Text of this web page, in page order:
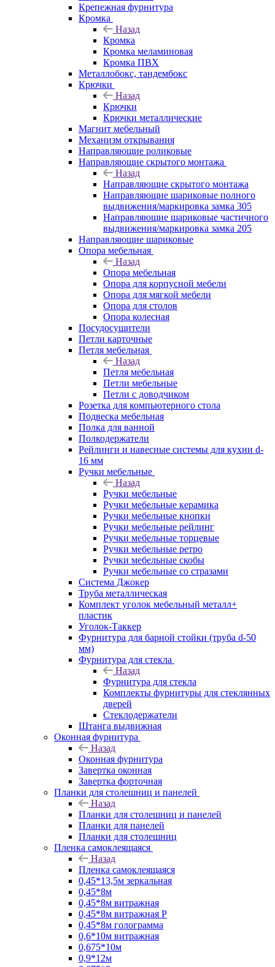
Крепежная фурнитура
Кромка
Назад
Кромка
Кромка меламиновая
Кромка ПВХ
Металлобокс, тандембокс
Крючки
Назад
Крючки
Крючки металлические
Магнит мебельный
Механизм открывания
Направляющие роликовые
Направляющие скрытого монтажа
Назад
Направляющие скрытого монтажа
Направляющие шариковые полного
выдвижения/маркировка замка 305
Направляющие шариковые частичного
выдвижения/маркировка замка 205
Направляющие шариковые
Опора мебельная
Назад
Опора мебельная
Опора для корпусной мебели
Опора для мягкой мебели
Опора для столов
Опора колесная
Посудосушители
Петли карточные
Петля мебельная
Назад
Петля мебельная
Петли мебельные
Петли с доводчиком
Розетка для компьютерного стола
Подвеска мебельная
Полка для ванной
Полкодержатели
Рейлинги и навесные системы для кухни d-
16 мм
Ручки мебельные
Назад
Ручки мебельные
Ручки мебельные керамика
Ручки мебельные кнопки
Ручки мебельные рейлинг
Ручки мебельные торцевые
Ручки мебельные ретро
Ручки мебельные скобы
Ручки мебельные со стразами
Система Джокер
Труба металлическая
Комплект уголок мебельный металл+
пластик
Уголок-Таккер
Фурнитура для барной стойки (труба d-50
мм)
Фурнитура для стекла
Назад
Фурнитура для стекла
Комплекты фурнитуры для стеклянных
дверей
Стеклодержатели
Штанга выдвижная
Оконная фурнитура
Назад
Оконная фурнитура
Завертка оконная
Завертка форточная
Планки для столешниц и панелей
Назад
Планки для столешниц и панелей
Планки для панелей
Планки для столешниц
Пленка самоклеящаяся
Назад
Пленка самоклеящаяся
0,45*13,5м зеркальная
0,45*8м
0,45*8м витражная
0,45*8м витражная Р
0,45*8м голограмма
0,6*10м витражная
0,675*10м
0,9*12м